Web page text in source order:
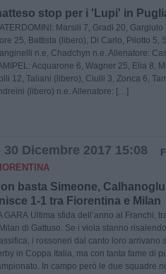
stop per i 'Lupi' in
Marsili 7, Gradi 20,
25, Battista (libero), Di Carlo, Pilotto 5,
n.e, Chadchyn n.e. Allenatore:
Acquarone 6, Wagner 25, Elia 8,
12, Taliani (libero), Ciulli 3, Zonca 6,
(libero) n.e. Allenatore: […]
30 Dicembre 2017 15:08
basta Simeone,
1-1 tra Fiorentina e Milan
GARA Ultima sfida dell’anno al Franchi,
di Gattuso. Se i viola stanno
i rossoneri dal canto loro arrivano
in Coppa Italia, ma con tanta fame di
In campo però le due squadre